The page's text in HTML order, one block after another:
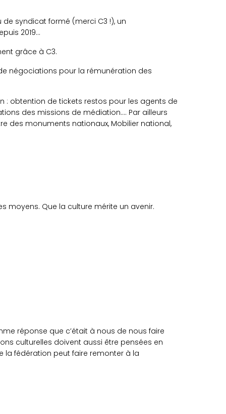
syndicat formé (merci C3 !), un
2019…
grâce à C3.
négociations pour la rémunération des
: obtention de tickets restos pour les agents de
des missions de médiation…. Par ailleurs
des monuments nationaux, Mobilier national,
moyens. Que la culture mérite un avenir.
réponse que c’était à nous de nous faire
culturelles doivent aussi être pensées en
la fédération peut faire remonter à la